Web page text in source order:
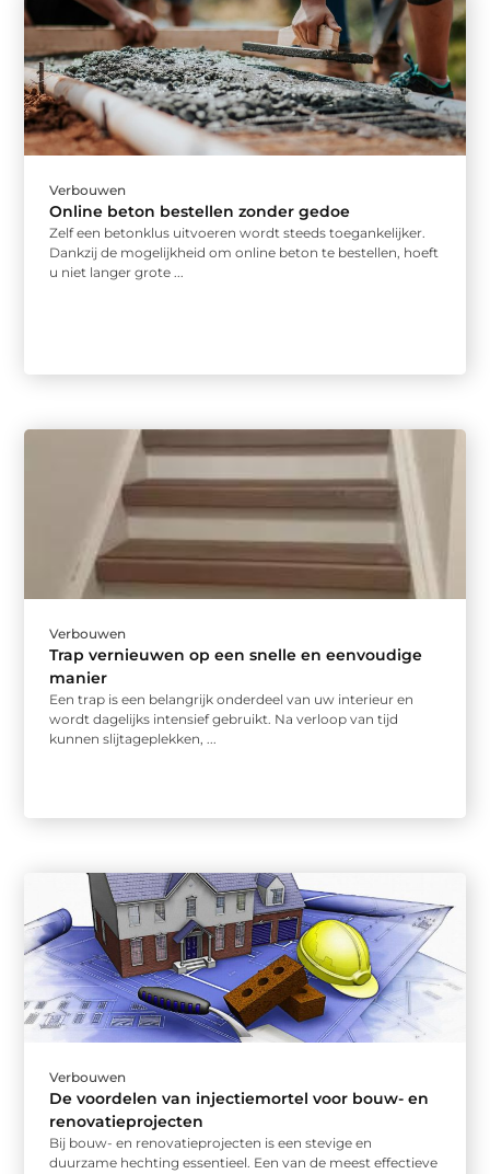
Verbouwen
Online beton bestellen zonder gedoe
Zelf een betonklus uitvoeren wordt steeds toegankelijker.
Dankzij de mogelijkheid om online beton te bestellen, hoeft
u niet langer grote ...
Verbouwen
Trap vernieuwen op een snelle en eenvoudige
manier
Een trap is een belangrijk onderdeel van uw interieur en
wordt dagelijks intensief gebruikt. Na verloop van tijd
kunnen slijtageplekken, ...
Verbouwen
De voordelen van injectiemortel voor bouw- en
renovatieprojecten
Bij bouw- en renovatieprojecten is een stevige en
duurzame hechting essentieel. Een van de meest effectieve